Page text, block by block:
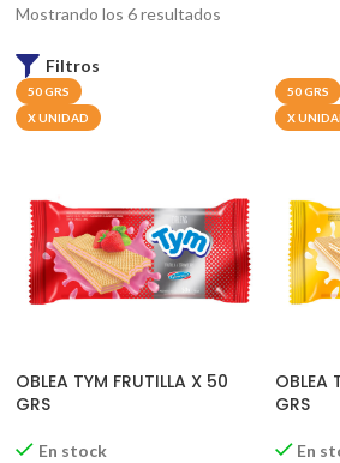
Mostrando los 6 resultados
Filtros
50 GRS
X UNIDAD
OBLEA TYM FRUTILLA X 50
GRS
En stock
50 GRS
X
OBLEA
GRS
En